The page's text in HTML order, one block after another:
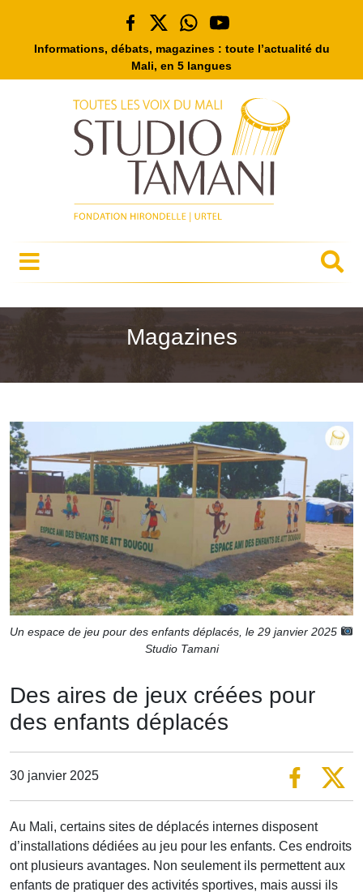
Informations, débats, magazines : toute l’actualité du
Mali, en 5 langues
Magazines
Un espace de jeu pour des enfants déplacés, le 29 janvier 2025
Studio Tamani
Des aires de jeux créées pour
des enfants déplacés
30 janvier 2025
Au Mali, certains sites de déplacés internes disposent
d’installations dédiées au jeu pour les enfants. Ces endroits
ont plusieurs avantages. Non seulement ils permettent aux
enfants de pratiquer des activités sportives, mais aussi ils